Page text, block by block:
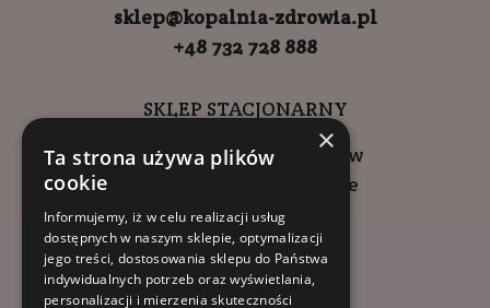
sklep@kopalnia-zdrowia.pl
+48 732 728 888
SKLEP STACJONARNY
ul. Wadowicka 6, Kraków
Kompleks Buma Square
godziny otwarcia:
9:00 - 18:00 (pon-pt)
10:00 - 14:00 (sob)
×
Ta strona używa plików
cookie
Informujemy, iż w celu realizacji usług
dostępnych w naszym sklepie, optymalizacji
jego treści, dostosowania sklepu do Państwa
indywidualnych potrzeb oraz wyświetlania,
personalizacji i mierzenia skuteczności